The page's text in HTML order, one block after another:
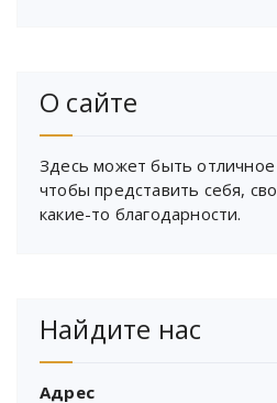
О сайте
Здесь может быть отличное
чтобы представить себя,
какие-то благодарности.
Найдите нас
Адрес